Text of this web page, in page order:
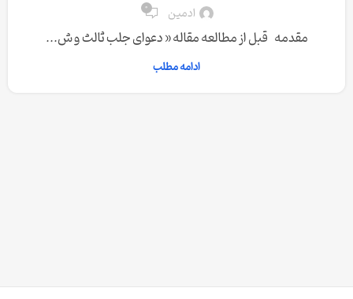
ادمین 0
مقدمه قبل از مطالعه مقاله « دعوای جلب ثالث و ش...
ادامه مطلب